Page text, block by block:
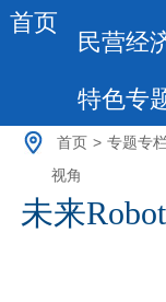
首页
民营经
特色专
首页 > 专题专
视角
未来